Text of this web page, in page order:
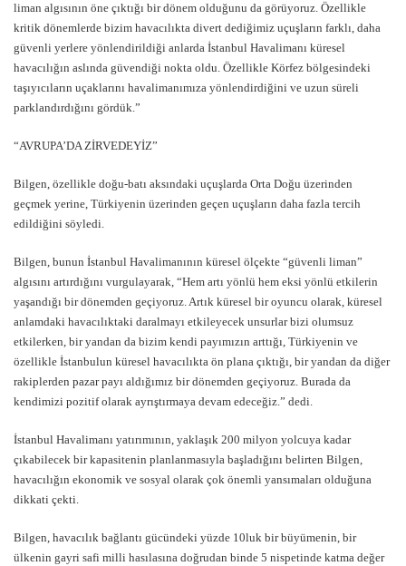
liman algısının öne çıktığı bir dönem olduğunu da görüyoruz. Özellikle
kritik dönemlerde bizim havacılıkta divert dediğimiz uçuşların farklı, daha
güvenli yerlere yönlendirildiği anlarda İstanbul Havalimanı küresel
havacılığın aslında güvendiği nokta oldu. Özellikle Körfez bölgesindeki
taşıyıcıların uçaklarını havalimanımıza yönlendirdiğini ve uzun süreli
parklandırdığını gördük.”
“AVRUPA’DA ZİRVEDEYİZ”
Bilgen, özellikle doğu-batı aksındaki uçuşlarda Orta Doğu üzerinden
geçmek yerine, Türkiyenin üzerinden geçen uçuşların daha fazla tercih
edildiğini söyledi.
Bilgen, bunun İstanbul Havalimanının küresel ölçekte “güvenli liman”
algısını artırdığını vurgulayarak, “Hem artı yönlü hem eksi yönlü etkilerin
yaşandığı bir dönemden geçiyoruz. Artık küresel bir oyuncu olarak, küresel
anlamdaki havacılıktaki daralmayı etkileyecek unsurlar bizi olumsuz
etkilerken, bir yandan da bizim kendi payımızın arttığı, Türkiyenin ve
özellikle İstanbulun küresel havacılıkta ön plana çıktığı, bir yandan da diğer
rakiplerden pazar payı aldığımız bir dönemden geçiyoruz. Burada da
kendimizi pozitif olarak ayrıştırmaya devam edeceğiz.” dedi.
İstanbul Havalimanı yatırımının, yaklaşık 200 milyon yolcuya kadar
çıkabilecek bir kapasitenin planlanmasıyla başladığını belirten Bilgen,
havacılığın ekonomik ve sosyal olarak çok önemli yansımaları olduğuna
dikkati çekti.
Bilgen, havacılık bağlantı gücündeki yüzde 10luk bir büyümenin, bir
ülkenin gayri safi milli hasılasına doğrudan binde 5 nispetinde katma değer